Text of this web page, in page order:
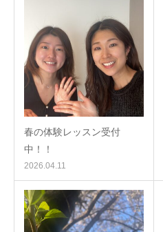
春の体験レッスン受付
中！！
2026.04.11